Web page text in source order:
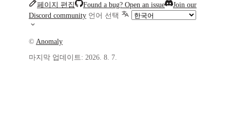
페이지 편집 Found a bug? Open an issue
Join our
Discord community 언어 선택
© Anomaly
마지막 업데이트: 2026. 8. 7.